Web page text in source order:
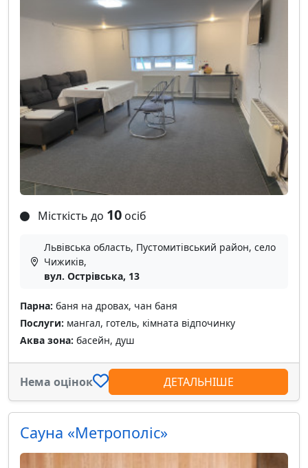
Місткість до 10 осіб
Львівська область, Пустомитівський район, село
Чижиків,
вул. Острівська, 13
Парна: баня на дровах, чан баня
Послуги: мангал, готель, кімната відпочинку
Аква зона: басейн, душ
Нема оцінок ДЕТАЛЬНІШЕ
Сауна «Метрополіс»